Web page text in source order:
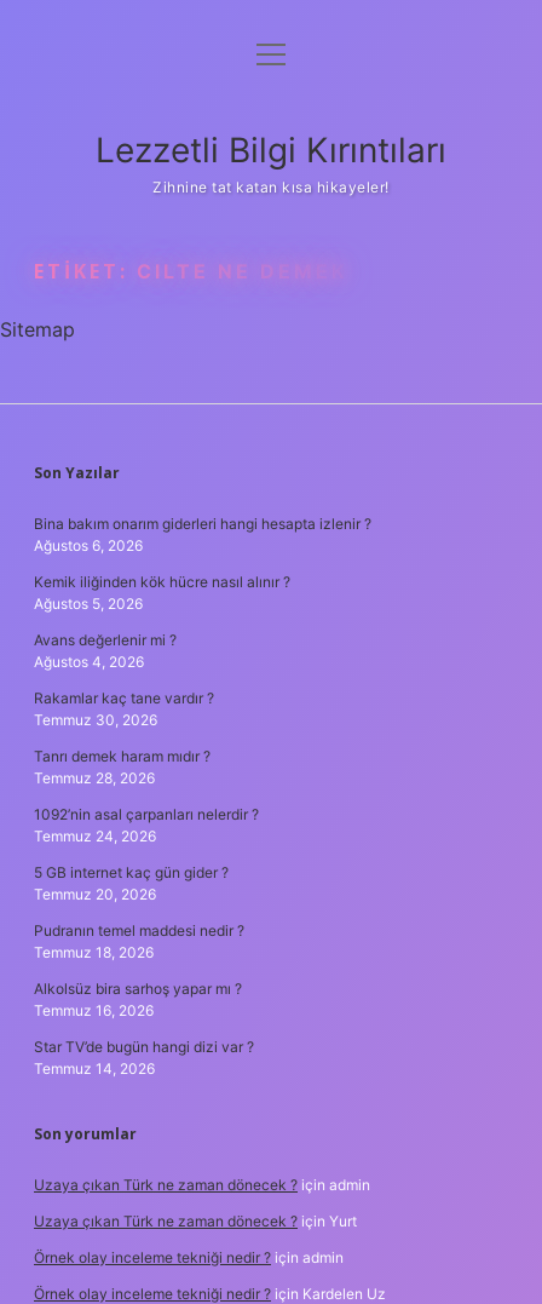
Anasayfa
Yasal Uyarı
menüyü
Lezzetli Bilgi Kırıntıları
Zihnine tat katan kısa hikayeler!
ETIKET: CILTE NE DEMEK
Sitemap
SIDEBAR
Son Yazılar
Bina bakım onarım giderleri hangi hesapta izlenir ?
Ağustos 6, 2026
Kemik iliğinden kök hücre nasıl alınır ?
Ağustos 5, 2026
Avans değerlenir mi ?
Ağustos 4, 2026
Rakamlar kaç tane vardır ?
Temmuz 30, 2026
Tanrı demek haram mıdır ?
Temmuz 28, 2026
1092’nin asal çarpanları nelerdir ?
Temmuz 24, 2026
5 GB internet kaç gün gider ?
Temmuz 20, 2026
Pudranın temel maddesi nedir ?
Temmuz 18, 2026
Alkolsüz bira sarhoş yapar mı ?
Temmuz 16, 2026
Star TV’de bugün hangi dizi var ?
Temmuz 14, 2026
Son yorumlar
Uzaya çıkan Türk ne zaman dönecek ? için admin
Uzaya çıkan Türk ne zaman dönecek ? için Yurt
Örnek olay inceleme tekniği nedir ? için admin
Örnek olay inceleme tekniği nedir ? için Kardelen Uz